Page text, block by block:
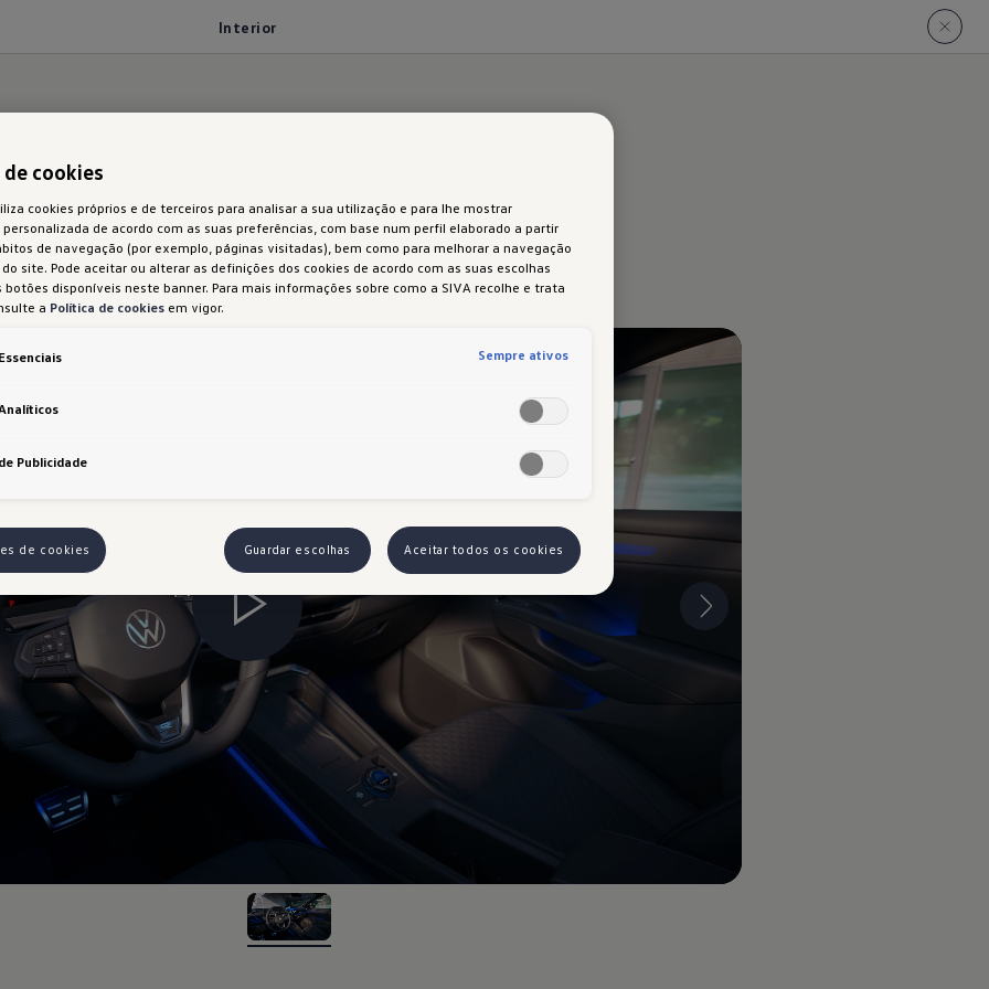
Interior
ao pormenor.
cookies
cookies próprios e de terceiros para analisar a sua utilização e para lhe mostrar
de acordo com as suas preferências, com base num perfil elaborado a partir
de navegação (por exemplo, páginas visitadas), bem como para melhorar a navegação
site. Pode aceitar ou alterar as definições dos cookies de acordo com as suas escolhas
botões disponíveis neste banner. Para mais informações sobre como a SIVA recolhe e trata
a Política de cookies em vigor.
Sempre ativos
Publicidade
de cookies Guardar escolhas Aceitar todos os cookies